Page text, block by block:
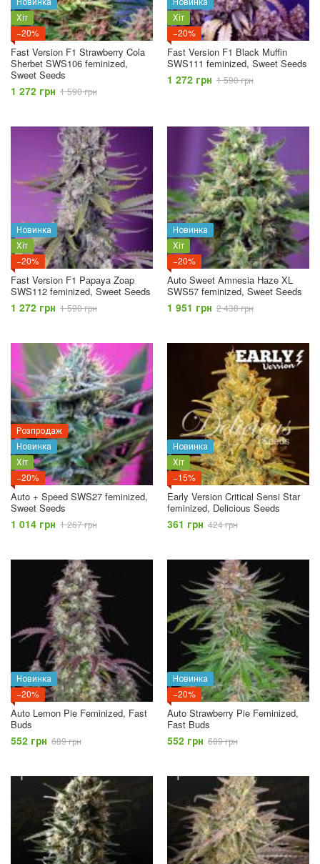
Хіт
−20%
Fast Version F1 Strawberry Cola
Sherbet SWS106 feminized,
Sweet Seeds
1 272 грн 1 590 грн
Хіт
−20%
Fast Version F1 Black Muffin
SWS111 feminized, Sweet Seeds
1 272 грн 1 590 грн
Новинка
Хіт
−20%
Fast Version F1 Papaya Zoap
SWS112 feminized, Sweet Seeds
1 272 грн 1 590 грн
Новинка
Хіт
−20%
Auto Sweet Amnesia Haze XL
SWS57 feminized, Sweet Seeds
1 951 грн 2 438 грн
Розпродаж
Новинка
Хіт
−20%
Auto + Speed SWS27 feminized,
Sweet Seeds
1 014 грн 1 267 грн
Новинка
Хіт
−15%
Early Version Critical Sensi Star
feminized, Delicious Seeds
361 грн 424 грн
Новинка
−20%
Auto Lemon Pie Feminized, Fast
Buds
552 грн 689 грн
Новинка
−20%
Auto Strawberry Pie Feminized,
Fast Buds
552 грн 689 грн